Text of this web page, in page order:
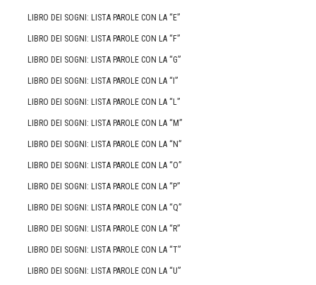
LIBRO DEI SOGNI: LISTA PAROLE CON LA “E”
LIBRO DEI SOGNI: LISTA PAROLE CON LA “F”
LIBRO DEI SOGNI: LISTA PAROLE CON LA “G”
LIBRO DEI SOGNI: LISTA PAROLE CON LA “I”
LIBRO DEI SOGNI: LISTA PAROLE CON LA “L”
LIBRO DEI SOGNI: LISTA PAROLE CON LA “M”
LIBRO DEI SOGNI: LISTA PAROLE CON LA “N”
LIBRO DEI SOGNI: LISTA PAROLE CON LA “O”
LIBRO DEI SOGNI: LISTA PAROLE CON LA “P”
LIBRO DEI SOGNI: LISTA PAROLE CON LA “Q”
LIBRO DEI SOGNI: LISTA PAROLE CON LA “R”
LIBRO DEI SOGNI: LISTA PAROLE CON LA “T”
LIBRO DEI SOGNI: LISTA PAROLE CON LA “U”